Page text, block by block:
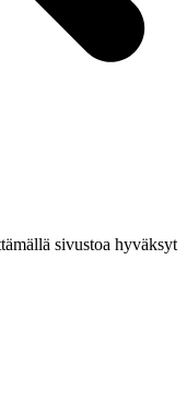
sivustoa hyväksyt